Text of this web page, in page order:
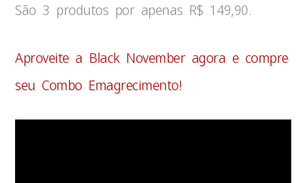
São 3 produtos por apenas R$ 149,90.
Aproveite a Black November agora e compre
seu Combo Emagrecimento!